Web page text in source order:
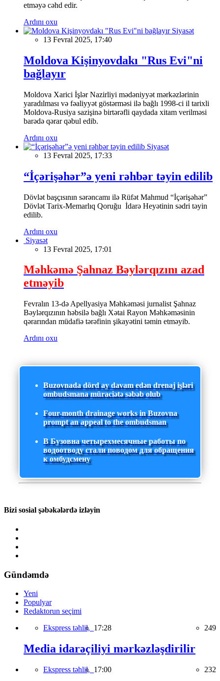
etməyə cəhd edir.
Ardını oxu
Siyasət
13 Fevral 2025, 17:40
Moldova Kişinyovdakı "Rus Evi"ni
bağlayır
Moldova Xarici İşlər Nazirliyi mədəniyyət mərkəzlərinin
yaradılması və fəaliyyət göstərməsi ilə bağlı 1998-ci il tarixli
Moldova-Rusiya sazişinə birtərəfli qaydada xitam verilməsi
barədə qərar qəbul edib.
Ardını oxu
Siyasət
13 Fevral 2025, 17:33
“İçərişəhər”ə yeni rəhbər təyin edilib
Dövlət başçısının sərəncamı ilə Rüfət Mahmud “İçərişəhər”
Dövlət Tarix-Memarlıq Qoruğu İdarə Heyətinin sədri təyin
edilib.
Ardını oxu
Siyasət
13 Fevral 2025, 17:01
Məhkəmə Şahnaz Bəylərqızını azad
etməyib
Fevralın 13-də Apellyasiya Məhkəməsi jurnalist Şahnaz
Bəylərqızının həbsilə bağlı Xətai Rayon Məhkəməsinin
qərarından müdafiə tərəfinin şikayətini təmin etməyib.
Ardını oxu
Buzovnada dörd ay davam edən drenaj işləri
ombudsmana müraciətə səbəb olub
Four-month drainage works in Buzovna
prompt an appeal to the ombudsman
В Бузовна четырехмесячные работы по
водоотводу стали поводом для обращения
к омбудсмену
Bizi sosial şəbəkələrdə izləyin
Gündəmdə
Yeni
Populyar
Redaktorun seçimi
Ekspress təhlil, 17:28 249
Media idarəçiliyi mərkəzləşdirilir
Ekspress təhlil, 17:00 232